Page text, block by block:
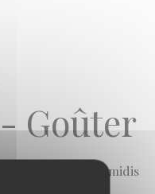
Goûter
tous les après-midis